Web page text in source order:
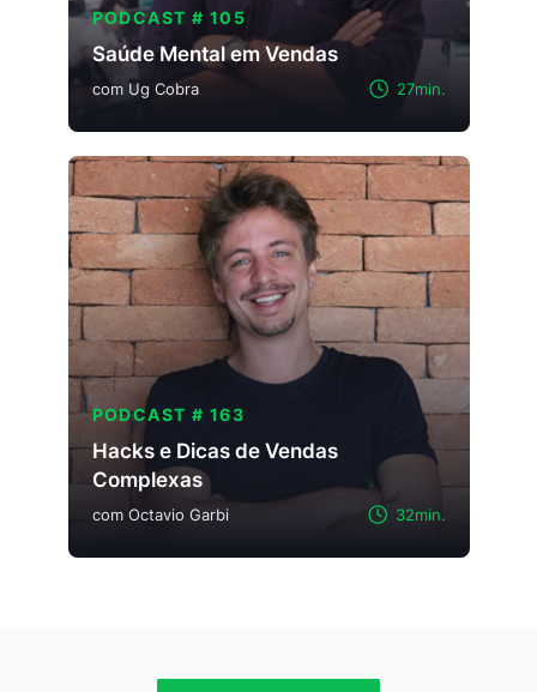
PODCAST # 105
Saúde Mental em Vendas
com Ug Cobra 27min.
PODCAST # 163
Hacks e Dicas de Vendas
Complexas
com Octavio Garbi 32min.